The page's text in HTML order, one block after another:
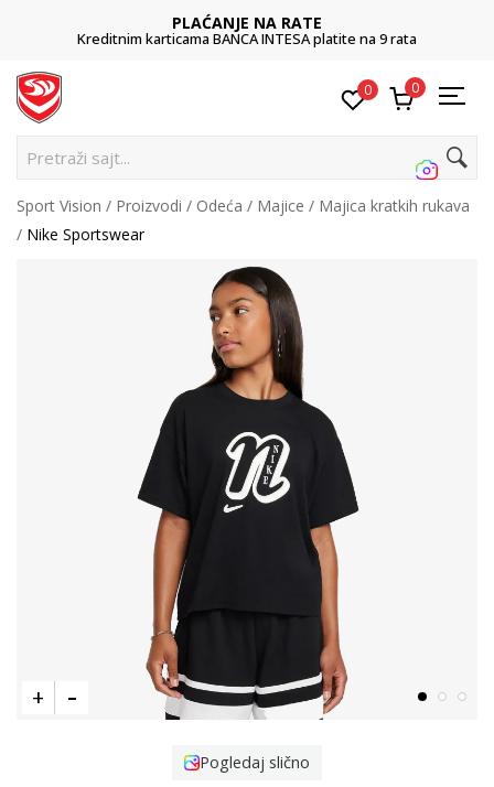
PLAĆANJE NA RATE
Kreditnim karticama BANCA INTESA platite na 9 rata
0 0
Pr
Sport Vision Proizvodi Odeća Majice
Majica kratkih rukava
Nike Sportswear
Pogledaj slično